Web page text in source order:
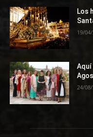
Los
19/
Aquí
24/